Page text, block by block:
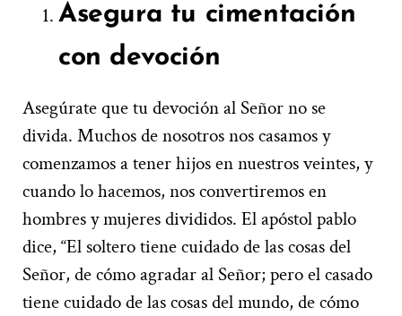
Asegura tu cimentación
con devoción
Asegúrate que tu devoción al Señor no se
divida. Muchos de nosotros nos casamos y
comenzamos a tener hijos en nuestros veintes, y
cuando lo hacemos, nos convertiremos en
hombres y mujeres divididos. El apóstol pablo
dice, “El soltero tiene cuidado de las cosas del
Señor, de cómo agradar al Señor; pero el casado
tiene cuidado de las cosas del mundo, de cómo